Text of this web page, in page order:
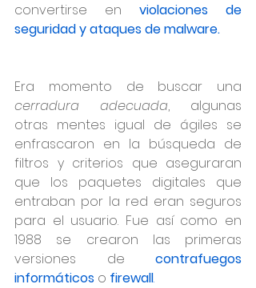
convertirse en violaciones de
seguridad y ataques de malware.
cerradura adecuada, algunas
otras mentes igual de ágiles se
enfrascaron en la búsqueda de
filtros y criterios que aseguraran
que los paquetes digitales que
entraban por la red eran seguros
para el usuario. Fue así como en
1988 se crearon las primeras
versiones de contrafuegos
informáticos o firewall.